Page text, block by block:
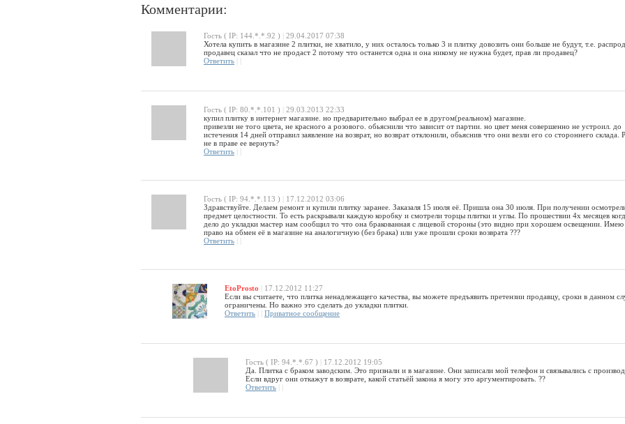
Комментарии:
Гость ( IP: 144.*.*.92 )
29.04.2017 07:38
Хотела купить в магазине 2 плитки, не хватило, у них осталось только 3 и плитку довозить они больше не будут, т.е.
продавец сказал что не продаст 2 потому что останется одна и она никому не нужна будет, прав ли продавец?
Ответить
Гость ( IP: 80.*.*.101 )
29.03.2013 22:33
купил плитку в интернет магазине. но предварительно выбрал ее в другом(реальном) магазине.
привезли не того цвета, не красного а розового. обьяснили что зависит от партии. но цвет меня совершенно не устроил. до
истечения 14 дней отправил заявление на возврат, но возврат отклонили, обьяснив что они везли его со стороннего склада.
не в праве ее вернуть?
Ответить
Гость ( IP: 94.*.*.113 )
17.12.2012 03:06
Здравствуйте. Делаем ремонт и купили плитку заранее. Заказаля 15 июля её. Пришла она 30 июля. При получении
предмет целостности. То есть раскрывали каждую коробку и смотрели торцы плитки и углы. По прошествии 4х месяцев
дело до укладки мастер нам сообщил то что она бракованная с лицевой стороны (это видно при хорошем освещении. Имею
право на обмен её в магазине на аналогичную (без брака) или уже прошли сроки возврата ???
Ответить
EtoProsto
17.12.2012 11:27
Если вы считаете, что плитка ненадлежащего качества, вы можете предъявить претензии продавцу, сроки в данном
ограничены. Но важно это сделать до укладки плитки.
Ответить
Приватное сообщение
Гость ( IP: 94.*.*.67 )
17.12.2012 19:05
Да. Плитка с браком заводским. Это признали и в магазине. Они записали мой телефон и связывались с
Если вдруг они откажут в возврате, какой статьёй закона я могу это аргументировать. ??
Ответить